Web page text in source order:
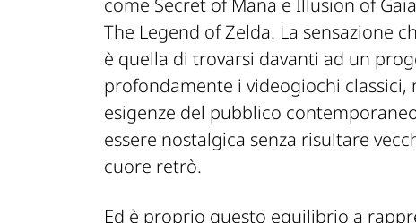
come Secret of Mana e Illusion of Gaia
The Legend of Zelda. La sensazione
è quella di trovarsi davanti ad un
profondamente i videogiochi
esigenze del pubblico
essere nostalgica senza risultare
cuore retrò.
Ed è proprio questo equilibrio a